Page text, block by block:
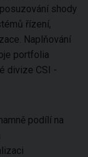
shody
řízení,
Naplňování
portfolia
divize CSI -
podílí na